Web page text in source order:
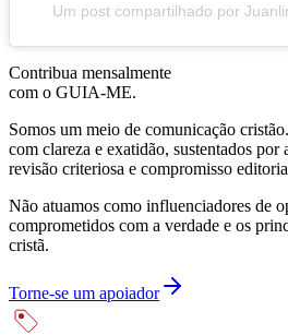
Um post compartilhado por
Contribua mensalmente
com o GUIA-ME.
Somos um meio de comunicação
com clareza e exatidão, sustentados por
revisão criteriosa e compromisso
Não atuamos como influenciadores de
comprometidos com a verdade e os
cristã.
Torne-se um apoiador